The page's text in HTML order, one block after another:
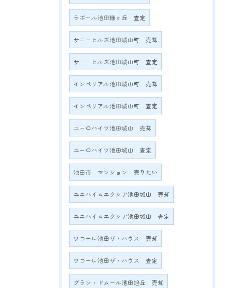
ラポール池田緑ヶ丘 査定
サニーヒルズ池田城山町 売却
サニーヒルズ池田城山町 査定
インペリアル池田城山町 売却
インペリアル池田城山町 査定
ユーロハイツ池田城山 売却
ユーロハイツ池田城山 査定
池田市 マンション 売りたい
ユニハイムエクシア池田城山 売却
ユニハイムエクシア池田城山 査定
ワコーレ池田ザ・ハウス 売却
ワコーレ池田ザ・ハウス 査定
グラン・ドムール池田旭丘 売却